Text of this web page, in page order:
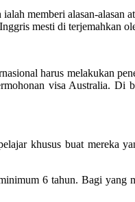
memberi alasan-
mesti di terjemahkan
harus melakukan
visa Australia.
khusus buat mereka
6 tahun. Bagi yang